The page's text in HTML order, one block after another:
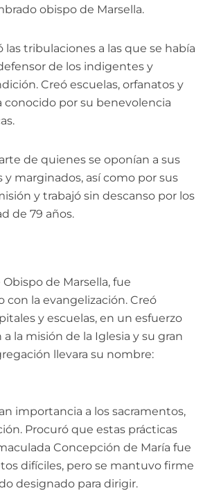
obispo de Marsella.
las tribulaciones a las que se había
de los indigentes y
Creó escuelas, orfanatos y
conocido por su benevolencia
de quienes se oponían a sus
marginados, así como por sus
y trabajó sin descanso por los
de 79 años.
de Marsella, fue
la evangelización. Creó
y escuelas, en un esfuerzo
la misión de la Iglesia y su gran
llevara su nombre:
importancia a los sacramentos,
Procuró que estas prácticas
Concepción de María fue
difíciles, pero se mantuvo firme
designado para dirigir.